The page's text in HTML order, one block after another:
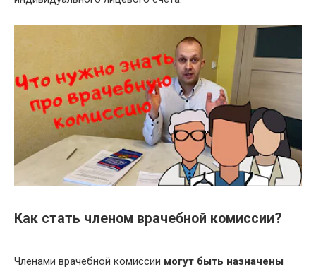
Как стать членом врачебной комиссии?
Членами врачебной комиссии могут быть назначены